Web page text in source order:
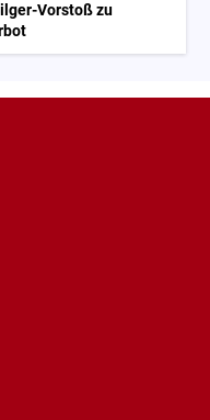
Vorstoß zu